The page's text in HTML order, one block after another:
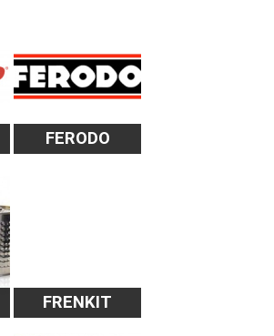
FERODO
FRENKIT